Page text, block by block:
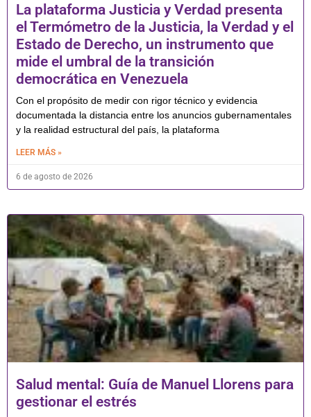
La plataforma Justicia y Verdad presenta
el Termómetro de la Justicia, la Verdad y el
Estado de Derecho, un instrumento que
mide el umbral de la transición
democrática en Venezuela
Con el propósito de medir con rigor técnico y evidencia
documentada la distancia entre los anuncios gubernamentales
y la realidad estructural del país, la plataforma
LEER MÁS »
6 de agosto de 2026
Salud mental: Guía de Manuel Llorens para
gestionar el estrés